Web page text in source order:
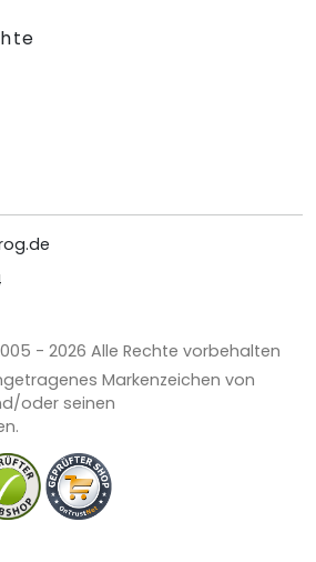
- 2026 Alle Rechte vorbehalten
Markenzeichen von
oder seinen